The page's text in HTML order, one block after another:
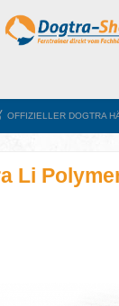
OFFIZIELLER DOGTRA
Li